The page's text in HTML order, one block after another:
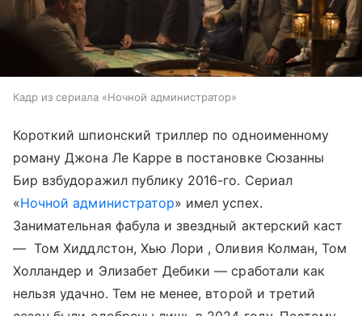
Кадр из сериала «Ночной администратор»
Короткий шпионский триллер по одноименному
роману Джона Ле Карре в постановке Сюзанны
Бир взбудоражил публику 2016-го. Сериал
«Ночной администратор» имел успех.
Занимательная фабула и звездный актерский каст
— Том Хиддлстон, Хью Лори , Оливия Колман, Том
Холландер и Элизабет Дебики — сработали как
нельзя удачно. Тем не менее, второй и третий